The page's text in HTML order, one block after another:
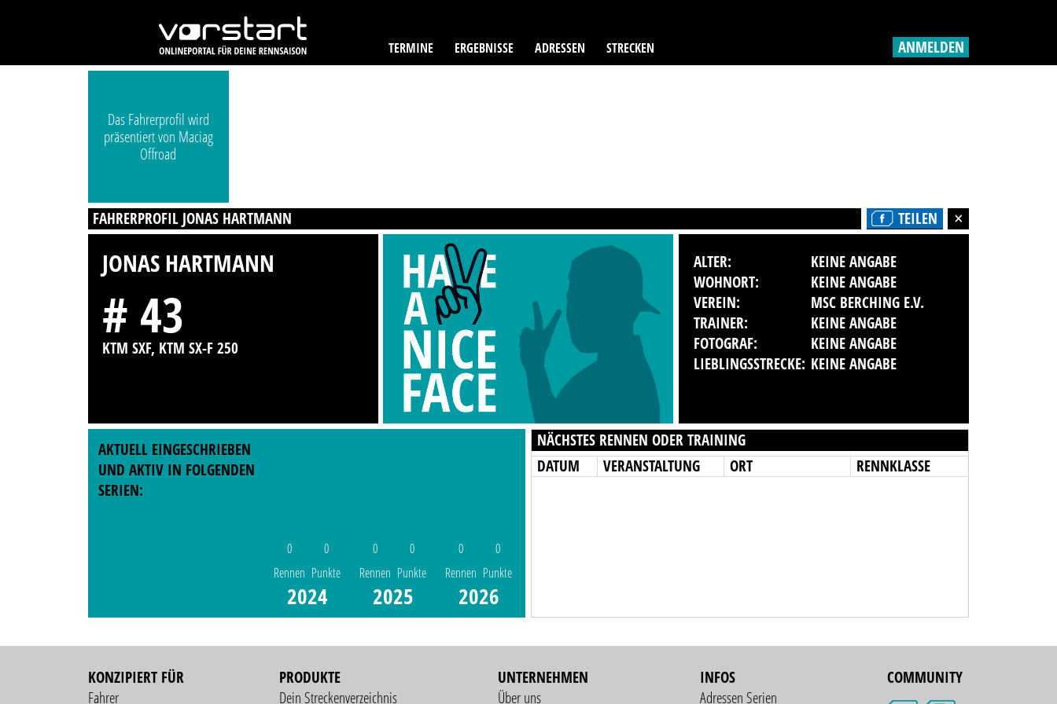
TERMINE ERGEBNISSE ADRESSEN STRECKEN ANMELDEN
Das Fahrerprofil wird
präsentiert von Maciag
Offroad
FAHRERPROFIL JONAS HARTMANN TEILEN
JONAS HARTMANN
# 43
KTM SXF, KTM SX-F 250
ALTER:
KEINE ANGABE
WOHNORT:
KEINE ANGABE
VEREIN:
MSC BERCHING E.V.
TRAINER:
KEINE ANGABE
FOTOGRAF:
KEINE ANGABE
LIEBLINGSSTRECKE: KEINE ANGABE
AKTUELL EINGESCHRIEBEN
UND AKTIV IN FOLGENDEN
SERIEN:
0
Rennen
0
Punkte
2024
0
Rennen
0
Punkte
2025
0
Rennen
0
Punkte
2026
NÄCHSTES RENNEN ODER TRAINING
DATUM
VERANSTALTUNG ORT RENNKLASSE
KONZIPIERT FÜR
Fahrer
PRODUKTE
Dein Streckenverzeichnis
UNTERNEHMEN
Über uns
INFOS
Adressen Serien
COMMUNITY